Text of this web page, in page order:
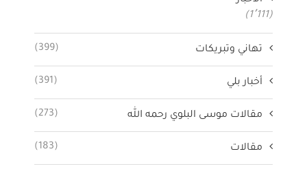
(1٬111)
تهاني وتبريكات (399)
أخبار بلي (391)
مقالات موسى البلوي رحمه الله (273)
مقالات (183)